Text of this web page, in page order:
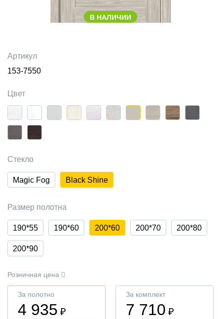
В НАЛИЧИИ
Артикул
153-7550
Цвет
Стекло
Magic Fog Black Shine
Размер полотна
190*55 190*60 200*60 200*70 200*80
200*90
Розничная цена
За полотно
4 935 ₽
За комплект
7 710 ₽